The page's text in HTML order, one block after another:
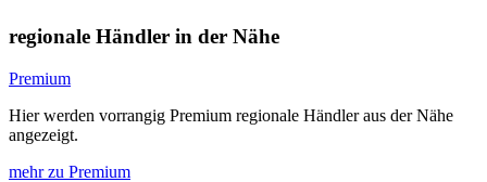
regionale Händler in der Nähe
Premium
Hier werden vorrangig Premium regionale Händler aus der Nähe
angezeigt.
mehr zu Premium